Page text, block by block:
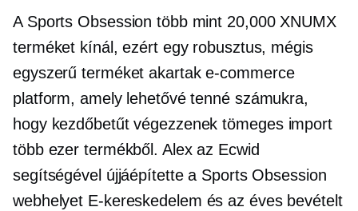
A Sports Obsession több mint 20,000 XNUMX
terméket kínál, ezért egy robusztus, mégis
egyszerű terméket akartake-commerce
platform, amely lehetővé tenné számukra,
hogy kezdőbetűt végezzenektömeges import
több ezer termékből. Alex az Ecwid
segítségével újjáépítette a Sports Obsession
webhelyet E-kereskedelem és az éves bevételt